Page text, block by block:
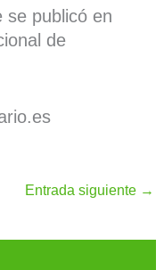
se publicó en
de
Entrada siguiente →